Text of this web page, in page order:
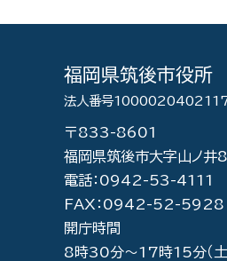
福岡県筑後市役所
法人番号
〒833-8601
福岡県筑後市大字山ノ
電話：0942-53-4111
FAX：0942-52-5928
開庁時間
8時30分～17時15分（土